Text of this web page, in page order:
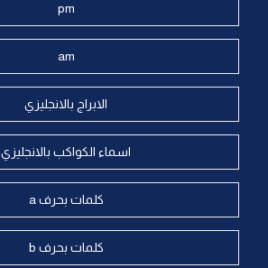
pm
am
الابراج بالانجليزي
اسماء الكواكب بالانجليزي
كلمات بحرف a
كلمات بحرف b